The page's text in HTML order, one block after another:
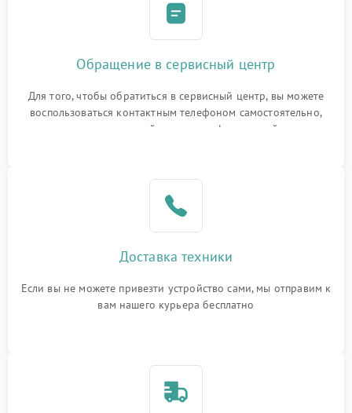
Обращение в сервисный центр
Для того, чтобы обратиться в сервисный центр, вы можете
воспользоваться контактным телефоном самостоятельно,
или оставить свой номер телефона на сайте
Доставка техники
Если вы не можете привезти устройство сами, мы отправим к
вам нашего курьера бесплатно